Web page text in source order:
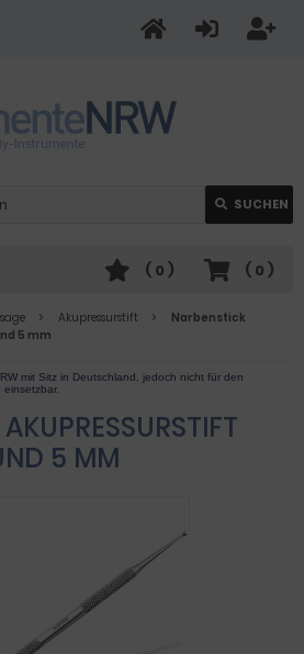
SUCHEN
( 0 )
( 0 )
Akupressurstift
Narbenstick
5 mm
5 MM